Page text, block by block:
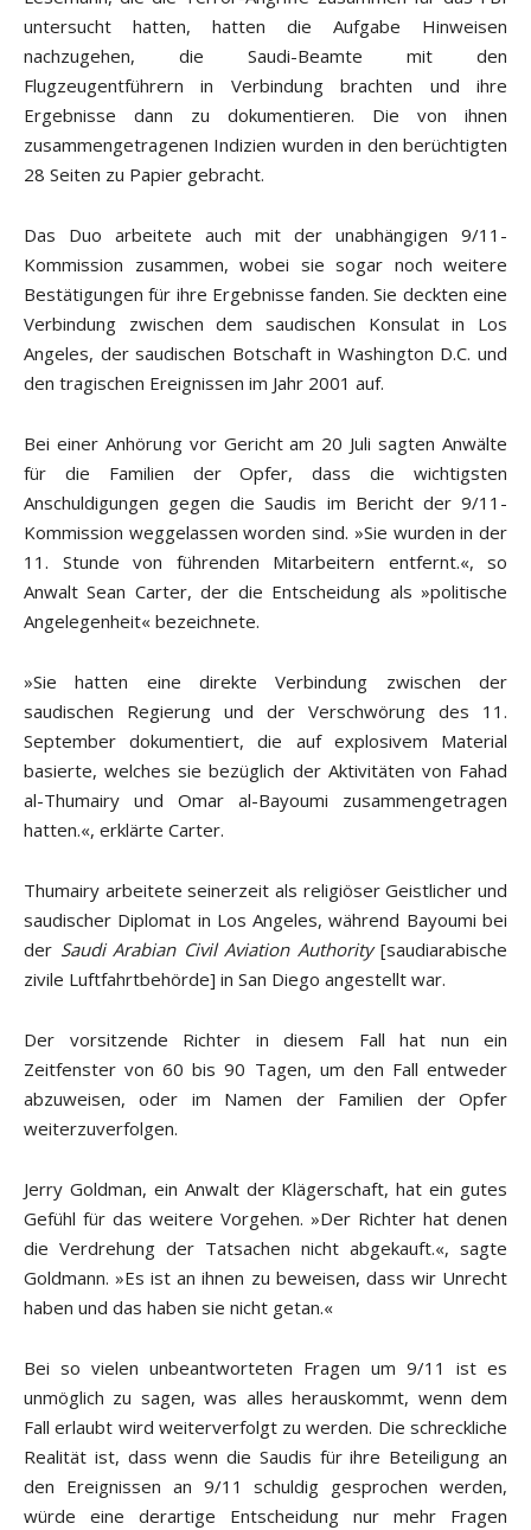
untersucht hatten, hatten die Aufgabe Hinweisen
nachzugehen, die Saudi-Beamte mit den
Flugzeugentführern in Verbindung brachten und ihre
Ergebnisse dann zu dokumentieren. Die von ihnen
zusammengetragenen Indizien wurden in den berüchtigten
28 Seiten zu Papier gebracht.
Das Duo arbeitete auch mit der unabhängigen 9/11-
Kommission zusammen, wobei sie sogar noch weitere
Bestätigungen für ihre Ergebnisse fanden. Sie deckten eine
Verbindung zwischen dem saudischen Konsulat in Los
Angeles, der saudischen Botschaft in Washington D.C. und
den tragischen Ereignissen im Jahr 2001 auf.
Bei einer Anhörung vor Gericht am 20 Juli sagten Anwälte
für die Familien der Opfer, dass die wichtigsten
Anschuldigungen gegen die Saudis im Bericht der 9/11-
Kommission weggelassen worden sind. »Sie wurden in der
11. Stunde von führenden Mitarbeitern entfernt.«, so
Anwalt Sean Carter, der die Entscheidung als »politische
Angelegenheit« bezeichnete.
»Sie hatten eine direkte Verbindung zwischen der
saudischen Regierung und der Verschwörung des 11.
September dokumentiert, die auf explosivem Material
basierte, welches sie bezüglich der Aktivitäten von Fahad
al-Thumairy und Omar al-Bayoumi zusammengetragen
hatten.«, erklärte Carter.
Thumairy arbeitete seinerzeit als religiöser Geistlicher und
saudischer Diplomat in Los Angeles, während Bayoumi bei
der Saudi Arabian Civil Aviation Authority[saudiarabische
zivile Luftfahrtbehörde] in San Diego angestellt war.
Der vorsitzende Richter in diesem Fall hat nun ein
Zeitfenster von 60 bis 90 Tagen, um den Fall entweder
abzuweisen, oder im Namen der Familien der Opfer
weiterzuverfolgen.
Jerry Goldman, ein Anwalt der Klägerschaft, hat ein gutes
Gefühl für das weitere Vorgehen. »Der Richter hat denen
die Verdrehung der Tatsachen nicht abgekauft.«, sagte
Goldmann. »Es ist an ihnen zu beweisen, dass wir Unrecht
haben und das haben sie nicht getan.«
Bei so vielen unbeantworteten Fragen um 9/11 ist es
unmöglich zu sagen, was alles herauskommt, wenn dem
Fall erlaubt wird weiterverfolgt zu werden. Die schreckliche
Realität ist, dass wenn die Saudis für ihre Beteiligung an
den Ereignissen an 9/11 schuldig gesprochen werden,
würde eine derartige Entscheidung nur mehr Fragen